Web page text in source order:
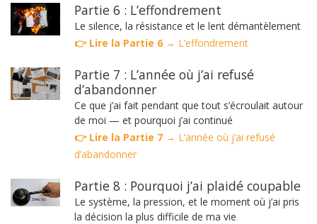
Partie 6 : L’effondrement
Le silence, la résistance et le lent démantèlement
👉 Lire la Partie 6 → L’effondrement
Partie 7 : L’année où j’ai refusé
d’abandonner
Ce que j’ai fait pendant que tout s’écroulait autour
de moi — et pourquoi j’ai continué
👉 Lire la Partie 7 → L’année où j’ai refusé
d’abandonner
Partie 8 : Pourquoi j’ai plaidé coupable
Le système, la pression, et le moment où j’ai pris
la décision la plus difficile de ma vie